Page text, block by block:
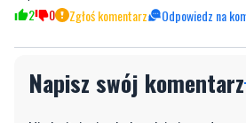
Napisz swój komentarz
komentarze! Jeśli widzisz
kliknij "zgłoś nadużycie".